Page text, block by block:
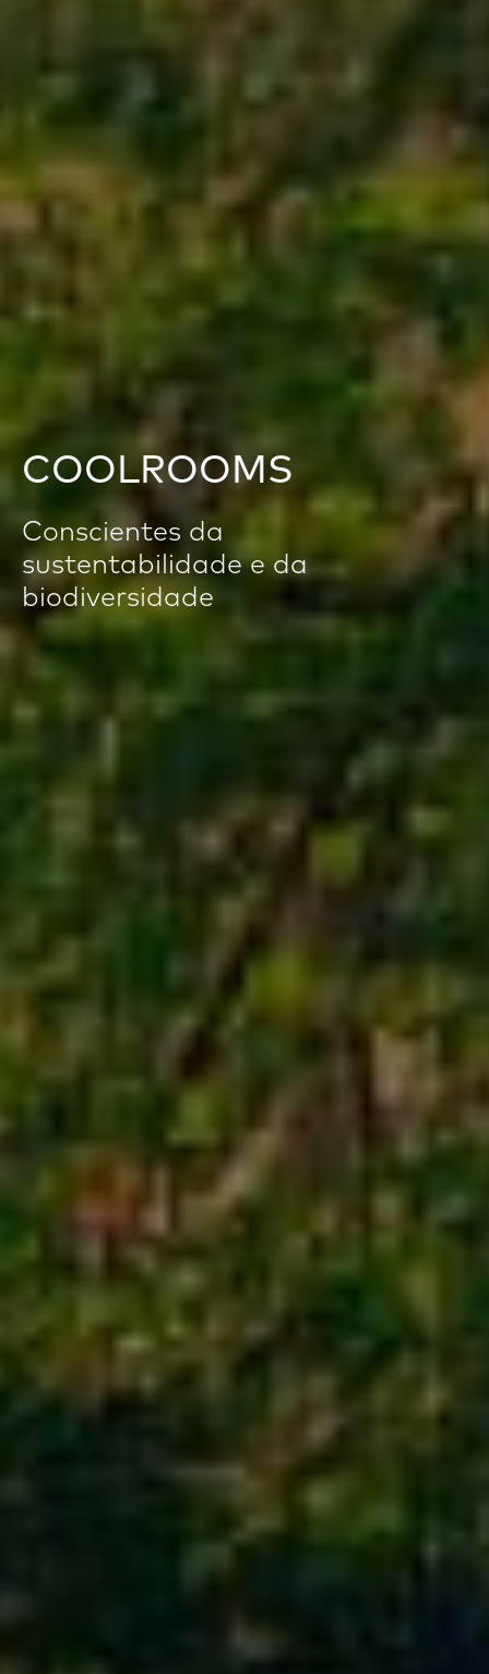
COOLROOMS
Conscientes da
sustentabilidade e da
biodiversidade